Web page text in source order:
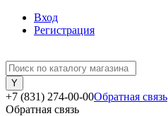
Вход
Регистрация
+7 (831) 274-00-00Обратная связь
Обратная связь